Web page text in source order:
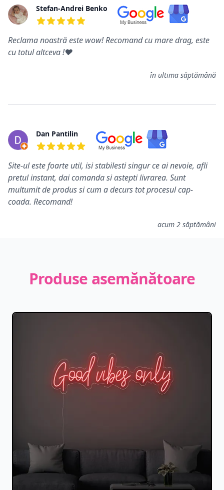
Stefan-Andrei Benko
Reclama noastră este wow! Recomand cu mare drag, este
cu totul altceva !❤️
în ultima săptămână
Dan Pantilin
Site-ul este foarte util, isi stabilesti singur ce ai nevoie, afli
pretul instant, dai comanda si astepti livrarea. Sunt
multumit de produs si cum a decurs tot procesul cap-
coada. Recomand!
acum 2 săptămâni
Produse asemănătoare